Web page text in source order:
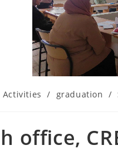
Activities / graduation /
office,